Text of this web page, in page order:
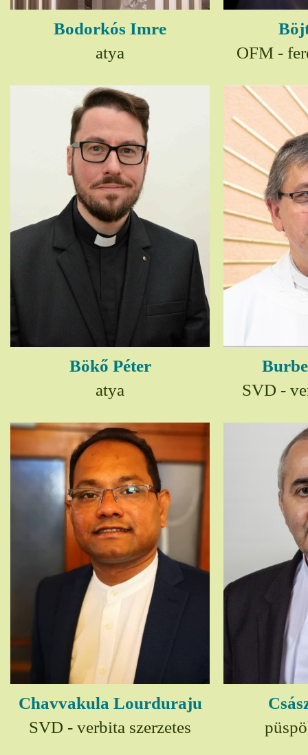
Bodorkós Imre
atya
OFM -
Bökő Péter
atya
SVD -
Chavvakula Lourduraju
SVD - verbita szerzetes